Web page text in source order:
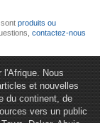
produits ou
contactez-nous
Nous
et nouvelles
du continent, de
vers un public